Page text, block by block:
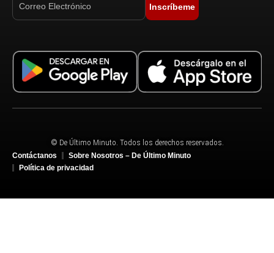
Inscríbeme
© De Último Minuto. Todos los derechos reservados.
Contáctanos
Sobre Nosotros – De Último Minuto
Política de privacidad